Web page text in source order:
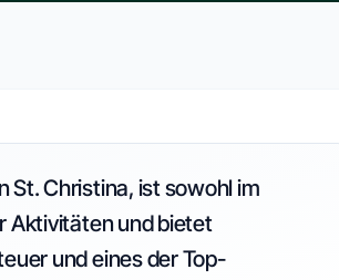
St. Christina, ist sowohl im
Aktivitäten und bietet
und eines der Top-